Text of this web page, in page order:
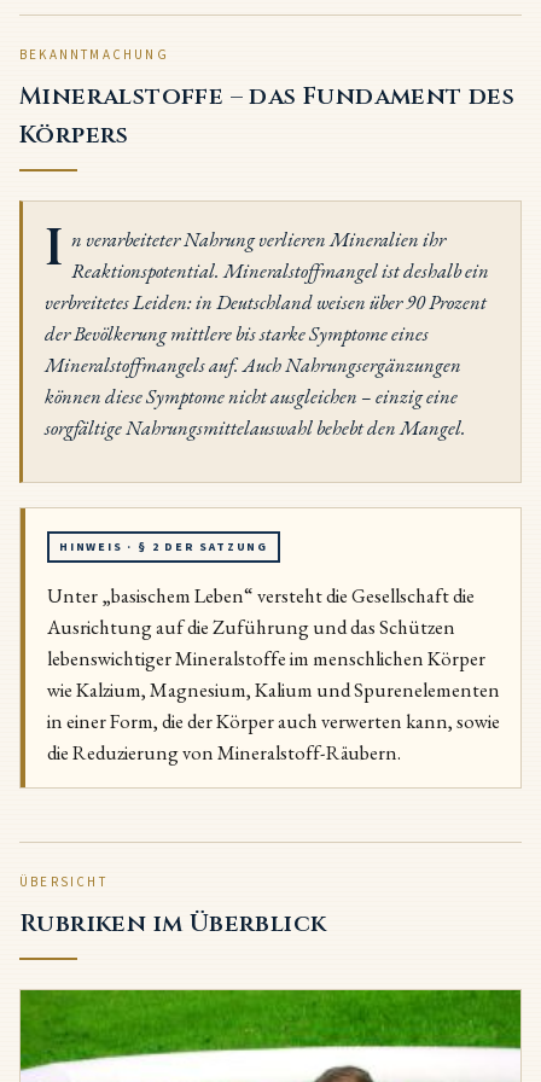
BEKANNTMACHUNG
Mineralstoffe – das Fundament des
Körpers
I n verarbeiteter Nahrung verlieren Mineralien ihr
Reaktionspotential. Mineralstoffmangel ist deshalb ein
verbreitetes Leiden: in Deutschland weisen über 90 Prozent
der Bevölkerung mittlere bis starke Symptome eines
Mineralstoffmangels auf. Auch Nahrungsergänzungen
können diese Symptome nicht ausgleichen – einzig eine
sorgfältige Nahrungsmittelauswahl behebt den Mangel.
HINWEIS · § 2 DER SATZUNG
Unter „basischem Leben“ versteht die Gesellschaft die
Ausrichtung auf die Zuführung und das Schützen
lebenswichtiger Mineralstoffe im menschlichen Körper
wie Kalzium, Magnesium, Kalium und Spurenelementen
in einer Form, die der Körper auch verwerten kann, sowie
die Reduzierung von Mineralstoff-Räubern.
ÜBERSICHT
Rubriken im Überblick